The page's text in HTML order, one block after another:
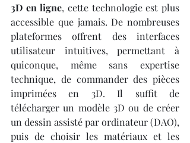
3D en ligne, cette technologie est plus
accessible que jamais. De nombreuses
plateformes offrent des interfaces
utilisateur intuitives, permettant à
quiconque, même sans expertise
technique, de commander des pièces
imprimées en 3D. Il suffit de
télécharger un modèle 3D ou de créer
un dessin assisté par ordinateur (DAO),
puis de choisir les matériaux et les